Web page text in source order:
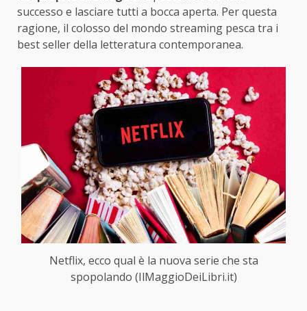
successo e lasciare tutti a bocca aperta. Per questa
ragione, il colosso del mondo streaming pesca tra i
best seller della letteratura contemporanea.
Netflix, ecco qual è la nuova serie che sta
spopolando (IlMaggioDeiLibri.it)